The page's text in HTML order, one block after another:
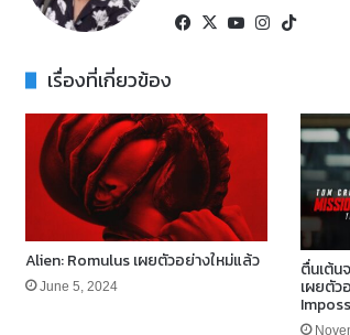
Facebook
X YouTubeInstagram
เรื่องที่เกี่ยวข้อง
Alien: Romulus เผยตัวอย่างใหม่แล้ว
June 5, 2024
ตื่นเต้น
เผยตัว